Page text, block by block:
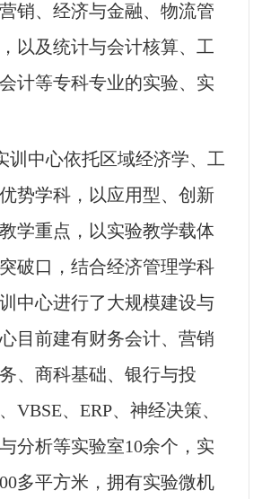
销、经济与金融、物流管
以及统计与会计核算、工
计等专科专业的实验、实
训中心依托区域经济学、工
势学科，以应用型、创新
学重点，以实验教学载体
破口，结合经济管理学科
中心进行了大规模建设与
目前建有财务会计、 营销
、商科基础、银行与投
VBSE、 ERP、神经决策、
分析等实验室10余个，实
多平方米，拥有实验微机